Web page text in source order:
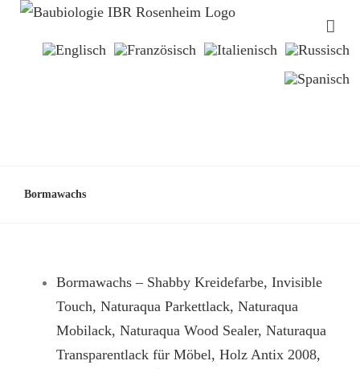
Bormawachs
Bormawachs – Shabby Kreidefarbe, Invisible
Touch, Naturaqua Parkettlack, Naturaqua
Mobilack, Naturaqua Wood Sealer, Naturaqua
Transparentlack für Möbel, Holz Antix 2008,